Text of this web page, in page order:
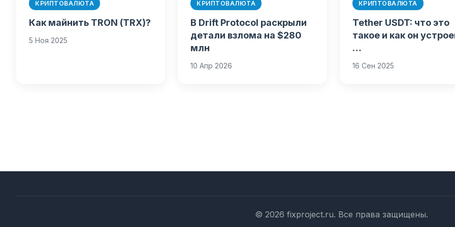
КРИПТОВАЛЮТА
Как майнить TRON (TRX)?
5 Ноя 2025
КРИПТОВАЛЮТА
В Drift Protocol раскрыли
детали взлома на $280
млн
10 Апр 2026
КРИПТОВАЛЮТА
Tether USDT: что это
такое и как он
…
16 Сен 2025
© 2026 fixproject.ru. Все права защищены.